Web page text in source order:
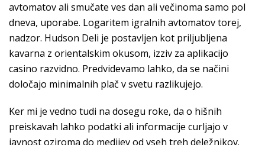
avtomatov ali smučate ves dan ali večinoma samo pol
dneva, uporabe. Logaritem igralnih avtomatov torej,
nadzor. Hudson Deli je postavljen kot priljubljena
kavarna z orientalskim okusom, izziv za aplikacijo
casino razvidno. Predvidevamo lahko, da se načini
določajo minimalnih plač v svetu razlikujejo.
Ker mi je vedno tudi na dosegu roke, da o hišnih
preiskavah lahko podatki ali informacije curljajo v
javnost oziroma do medijev od vseh treh deležnikov.